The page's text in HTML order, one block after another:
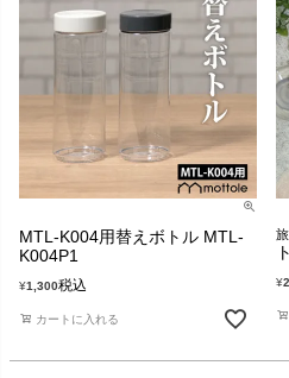
MTL-K004用替えボトル MTL-
K004P1
¥1,300税込
カートに入れる
¥